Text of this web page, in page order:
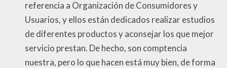
referencia a Organización de Consumidores y
Usuarios, y ellos están dedicados realizar estudios
de diferentes productos y aconsejar los que mejor
servicio prestan. De hecho, son comptencia
nuestra, pero lo que hacen está muy bien, de forma